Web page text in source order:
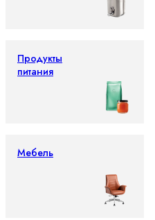
Продукты
питания
Мебель